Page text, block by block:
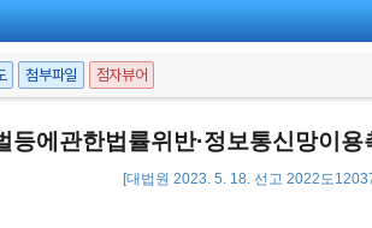
첨부파일 점자뷰어
등에관한법률위반·정보통신망이
[대법원 2023. 5. 18. 선고 2022도